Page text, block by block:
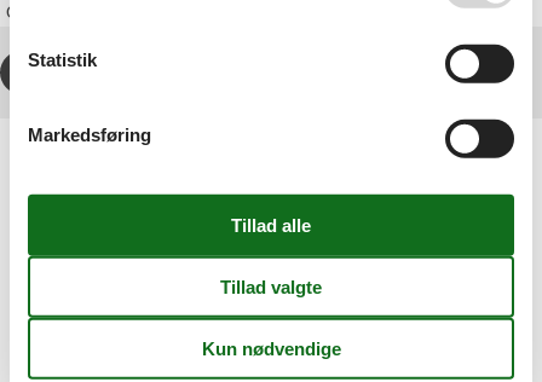
Om
2
Artikeltyper
Sommerhus
Østjylland
Statistik
Markedsføring